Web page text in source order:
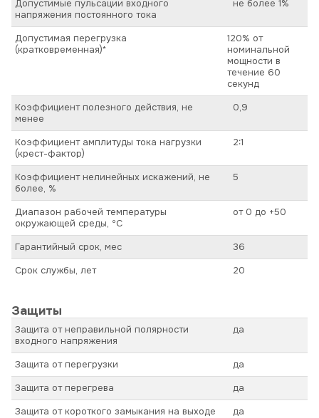
Допустимые пульсации входного
напряжения постоянного тока
не более 1%
Допустимая перегрузка
(кратковременная)*
120% от
номинальной
мощности в
течение 60
секунд
Коэффициент полезного действия, не
менее
0,9
Коэффициент амплитуды тока нагрузки
(крест-фактор)
2:1
Коэффициент нелинейных искажений, не
более, %
5
Диапазон рабочей температуры
окружающей среды, ºС
от 0 до +50
Гарантийный срок, мес
36
Срок службы, лет
20
Защиты
Защита от неправильной полярности
входного напряжения
да
Защита от перегрузки
да
Защита от перегрева
да
Защита от короткого замыкания на выходе
да